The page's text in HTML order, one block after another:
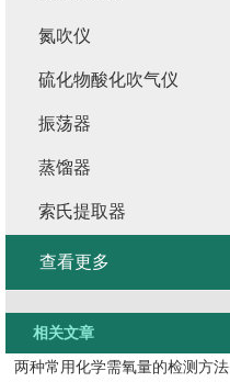
氮吹仪
硫化物酸化吹气仪
振荡器
蒸馏器
索氏提取器
查看更多
相关文章
两种常用化学需氧量的检测方法